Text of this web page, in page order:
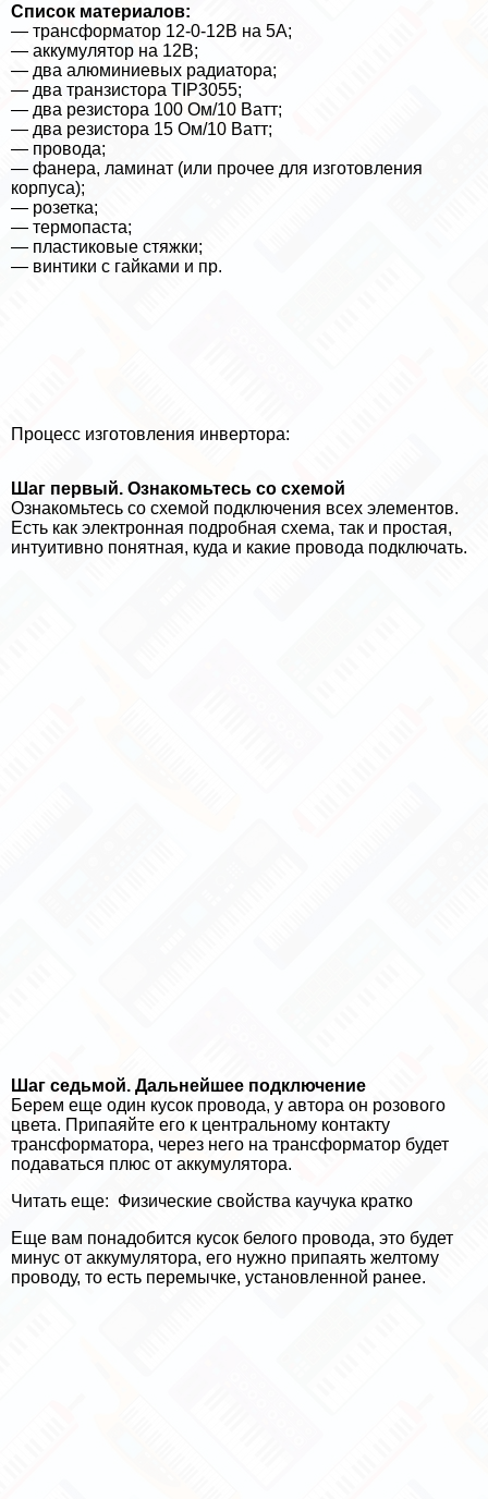
Список материалов:
— трaнcформатор 12-0-12В на 5А;
— аккумулятор на 12В;
— два алюминиевых радиатора;
— два транзистора TIP3055;
— два резистора 100 Ом/10 Ватт;
— два резистора 15 Ом/10 Ватт;
— провода;
— фанера, ламинат (или прочее для изготовления
корпуса);
— розетка;
— термопаста;
— пластиковые стяжки;
— винтики с гайками и пр.
Процесс изготовления инвертора:
Шаг первый. Ознакомьтесь со схемой
Ознакомьтесь со схемой подключения всех элементов.
Есть как электронная подробная схема, так и простая,
интуитивно понятная, куда и какие провода подключать.
Шаг седьмой. Дальнейшее подключение
Берем еще один кусок провода, у автора он розового
цвета. Припаяйте его к центральному контакту
трaнcформатора, через него на трaнcформатор будет
подаваться плюс от аккумулятора.
Читать еще: Физические свойства каучука кратко
Еще вам понадобится кусок белого провода, это будет
минус от аккумулятора, его нужно припаять желтому
проводу, то есть перемычке, установленной ранее.